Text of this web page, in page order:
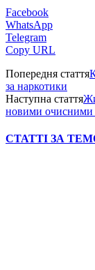
Facebook
WhatsApp
Telegram
Copy URL
Попередня стаття
за наркотики
Наступна стаття
новими очисними
СТАТТІ ЗА